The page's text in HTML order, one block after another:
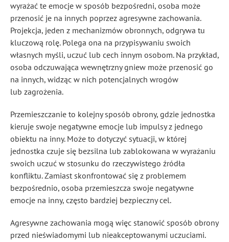
wyrażać te emocje w sposób bezpośredni, osoba może
przenosić je na innych poprzez agresywne zachowania.
Projekcja, jeden z mechanizmów obronnych, odgrywa tu
kluczową rolę. Polega ona na przypisywaniu swoich
własnych myśli, uczuć lub cech innym osobom. Na przykład,
osoba odczuwająca wewnętrzny gniew może przenosić go
na innych, widząc w nich potencjalnych wrogów
lub zagrożenia.
Przemieszczanie to kolejny sposób obrony, gdzie jednostka
kieruje swoje negatywne emocje lub impulsy z jednego
obiektu na inny. Może to dotyczyć sytuacji, w której
jednostka czuje się bezsilna lub zablokowana w wyrażaniu
swoich uczuć w stosunku do rzeczywistego źródła
konfliktu. Zamiast skonfrontować się z problemem
bezpośrednio, osoba przemieszcza swoje negatywne
emocje na inny, często bardziej bezpieczny cel.
Agresywne zachowania mogą więc stanowić sposób obrony
przed nieświadomymi lub nieakceptowanymi uczuciami.